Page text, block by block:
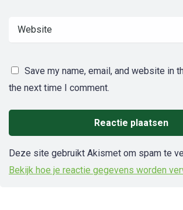
Save my name, email, and website in
the next time I comment.
Deze site gebruikt Akismet om spam te
Bekijk hoe je reactie gegevens worden